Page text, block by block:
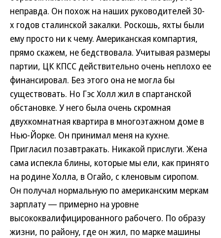
неправда. Он похож на наших руководителей 30-
х годов сталинской закалки. Роскошь, яхты были
ему просто ни к чему. Американская компартия,
прямо скажем, не бедствовала. Учитывая размеры
партии, ЦК КПСС действительно очень неплохо ее
финансировал. Без этого она не могла бы
существовать. Но Гэс Холл жил в спартанской
обстановке. У него была очень скромная
двухкомнатная квартира в многоэтажном доме в
Нью-Йорке. Он принимал меня на кухне.
Пригласил позавтракать. Никакой прислуги. Жена
сама испекла блины, которые мы ели, как принято
на родине Холла, в Огайо, с кленовым сиропом.
Он получал нормальную по американским меркам
зарплату — примерно на уровне
высококвалифицированного рабочего. По образу
жизни, по району, где он жил, по марке машины